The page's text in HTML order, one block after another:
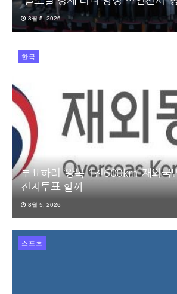
8월 5, 2026
한국
투표하러 ‘왕복 1천600km’ 재외국
전자투표 할까
8월 5, 2026
스포츠